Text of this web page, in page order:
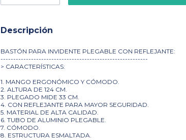
Descripción
BASTÓN PARA INVIDENTE PLEGABLE CON REFLEJANTE:
----------------------------------------------------------
> CARACTERÍSTICAS:
1. MANGO ERGONÓMICO Y CÓMODO.
2. ALTURA DE 124 CM.
3. PLEGADO MIDE 33 CM.
4. CON REFLEJANTE PARA MAYOR SEGURIDAD.
5. MATERIAL DE ALTA CALIDAD.
6. TUBO DE ALUMINIO PLEGABLE.
7. CÓMODO.
8. ESTRUCTURA ESMALTADA.